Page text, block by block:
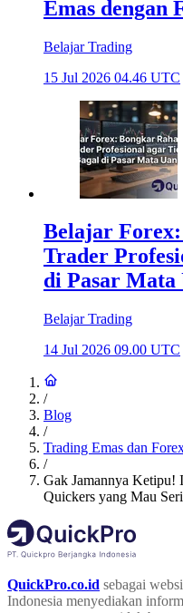
Emas dengan
Belajar Trading
15 Jul 2026 04.46 UTC
Belajar
Trader
di Pasar Mata
Belajar Trading
14 Jul 2026 09.00 UTC
/
Blog
/
Trading Emas dan
/
Gak Jamannya Ketipu!
Quickers yang Mau
QuickPro.co.id sebagai
Indonesia menyediakan